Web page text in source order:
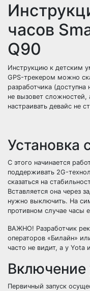
часов
Q90
Инструкцию к детским
GPS-трекером можно
разработчика
не вызовет сложностей,
настраивать девайс не
Установка
С этого начинается
поддерживать 2G-
сказаться на
Вставляется она через
нужно выключить. На
противном случае часы
ВАЖНО! Разработчик
операторов «Билайн»
часто не видит, а у
Включение
Первичный запуск